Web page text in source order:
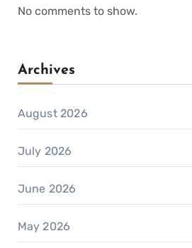
No comments to show.
Archives
August 2026
July 2026
June 2026
May 2026